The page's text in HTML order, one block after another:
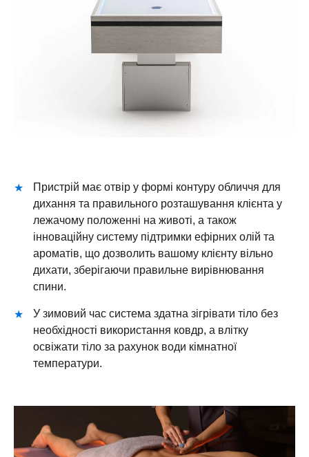
Пристрій має отвір у формі контуру обличчя для
дихання та правильного розташування клієнта у
лежачому положенні на животі, а також
інноваційну систему підтримки ефірних олій та
ароматів, що дозволить вашому клієнту вільно
дихати, зберігаючи правильне вирівнювання
спини.
У зимовий час система здатна зігрівати тіло без
необхідності використання ковдр, а влітку
освіжати тіло за рахунок води кімнатної
температури.